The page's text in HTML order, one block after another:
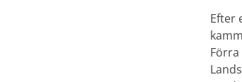
Efter